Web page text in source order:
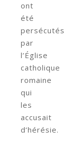
ont
été
persécutés
par
l’Église
catholique
romaine
qui
les
accusait
d’hérésie.